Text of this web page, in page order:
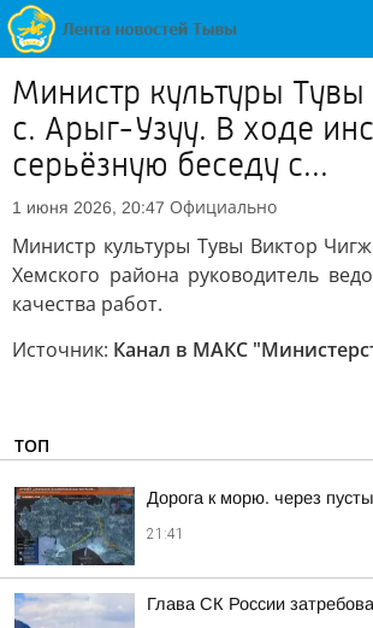
Министр культуры
с. Арыг-Узуу. В ходе
серьёзную беседу с...
1 июня 2026, 20:47 Официально
Министр культуры Тувы Виктор
Хемского района руководитель
качества работ.
Источник: Канал в МАКС
ТОП
Дорога к морю. через
21:41
Глава СК России